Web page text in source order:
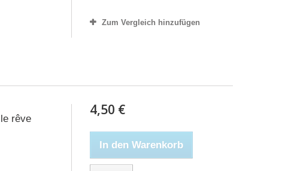
Zum Vergleich hinzufügen
rêve
4,50 €
In den Warenkorb